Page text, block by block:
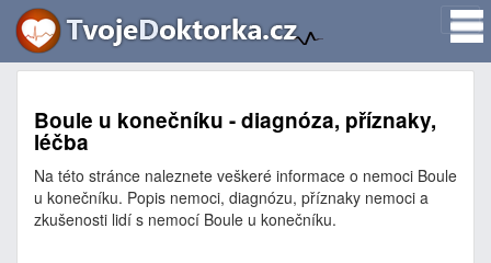
Boule u konečníku - diagnóza, příznaky,
léčba
Na této stránce naleznete veškeré informace o nemoci Boule
u konečníku. Popis nemoci, diagnózu, příznaky nemoci a
zkušenosti lidí s nemocí Boule u konečníku.